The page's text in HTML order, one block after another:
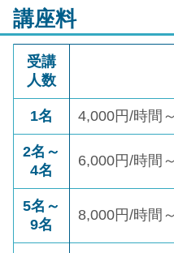
講座料
受講
人数
1名 4,000円/時間～
2名～
4名
6,000円/時間～
5名～
9名
8,000円/時間～